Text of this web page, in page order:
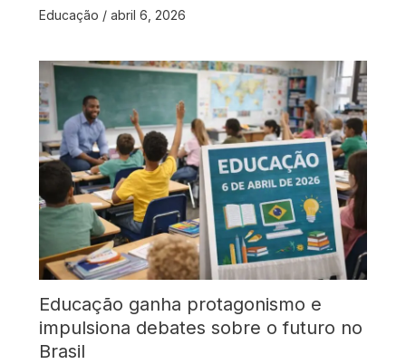
Educação / abril 6, 2026
Educação ganha protagonismo e
impulsiona debates sobre o futuro no
Brasil